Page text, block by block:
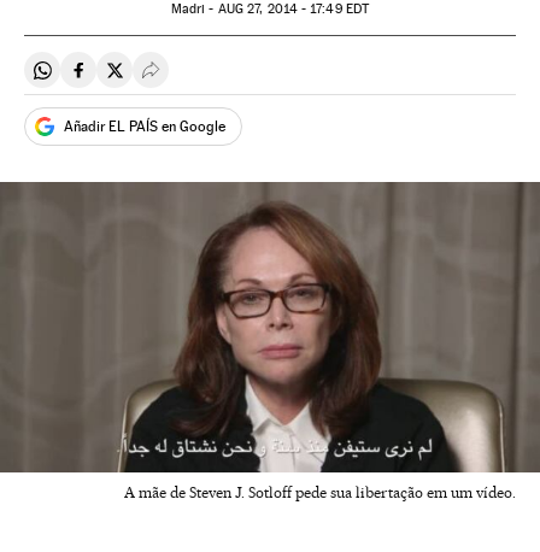
Madri - AUG 27, 2014 - 17:49EDT
Compartir en Whatsapp
Compartir en Facebook
Compartir en Twitter
Desplegar Redes Sociales
Añadir EL PAÍS en Google
A mãe de Steven J. Sotloff pede sua libertação em um vídeo.